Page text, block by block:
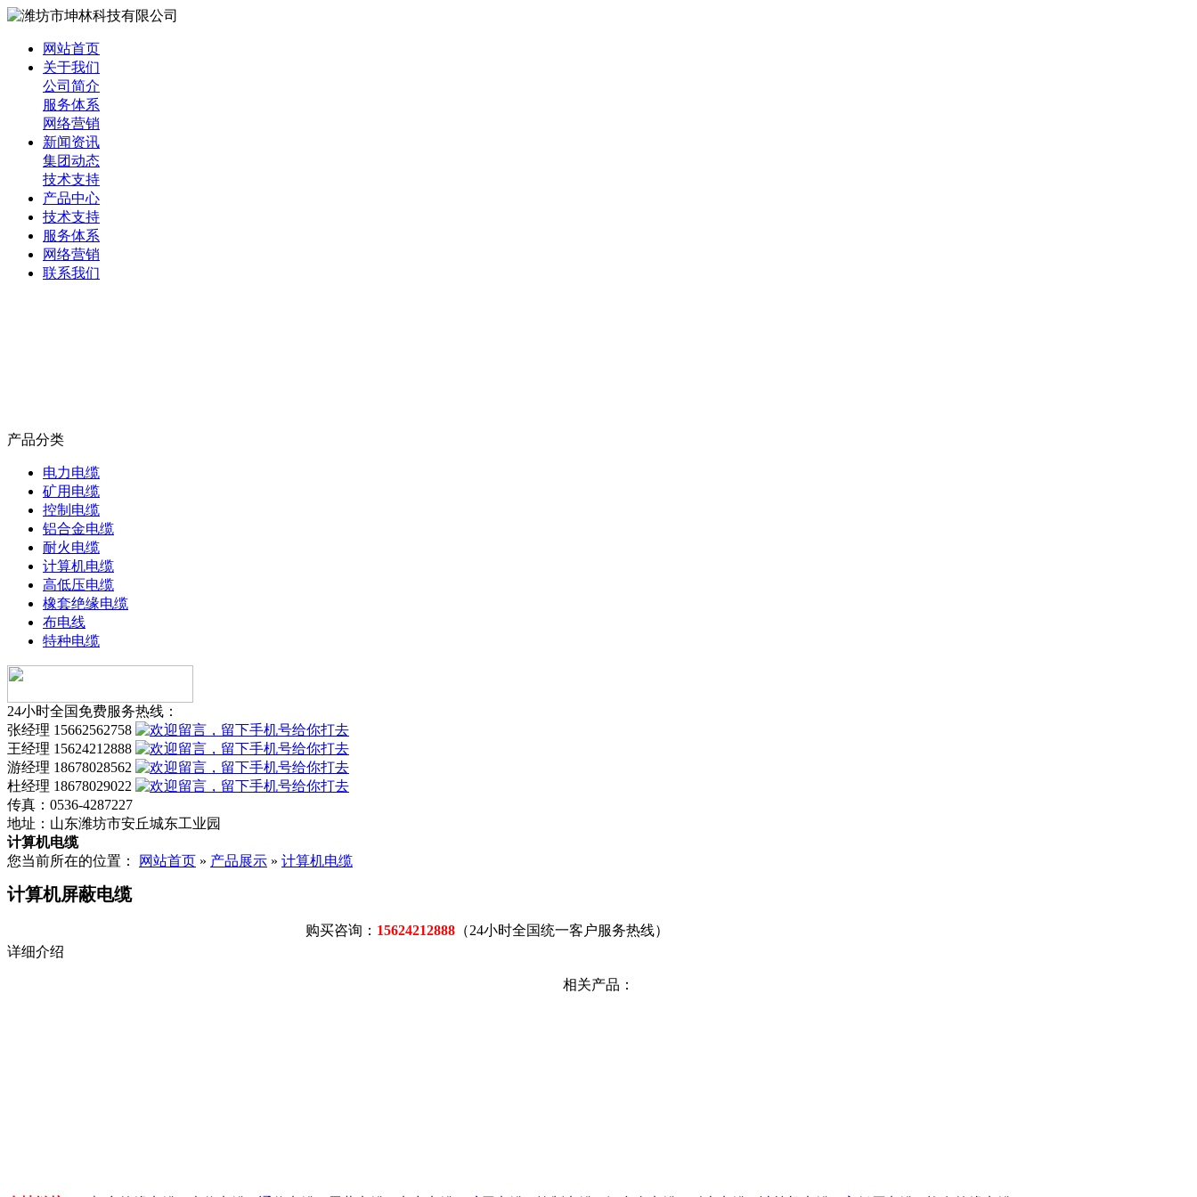
网站首页
关于我们
公司简介
服务体系
网络营销
新闻资讯
集团动态
技术支持
产品中心
技术支持
服务体系
网络营销
联系我们
产品分类
电力电缆
矿用电缆
控制电缆
铝合金电缆
耐火电缆
计算机电缆
高低压电缆
橡套绝缘电缆
布电线
特种电缆
24小时全国免费服务热线：
张经理 15662562758
王经理 15624212888
游经理 18678028562
杜经理 18678029022
传真： 0536-4287227
地址： 山东潍坊市安丘城东工业园
计算机电缆
您当前所在的位置：
网站首页 » 产品展示 » 计算机电缆
计算机屏蔽电缆
购买咨询： 15624212888 （24小时全国统一客户服务热线）
详细介绍
相关产品：